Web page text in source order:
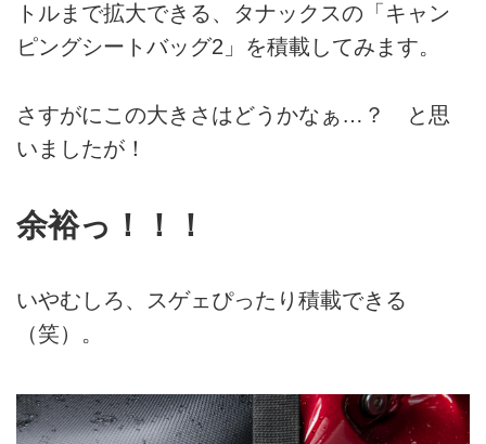
トルまで拡大できる、タナックスの「キャン
ピングシートバッグ2」を積載してみます。
さすがにこの大きさはどうかなぁ…？ と思
いましたが！
余裕っ！！！
いやむしろ、スゲェぴったり積載できる
（笑）。